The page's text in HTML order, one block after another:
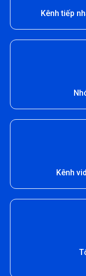
Kênh tiếp
Kênh